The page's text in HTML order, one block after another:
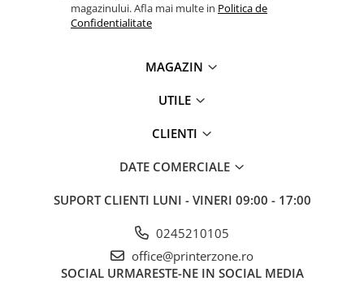
Conectori & mufe retea
Injectoare PoE
magazinului. Afla mai multe in Politica de
Confidentialitate
MAGAZIN
UTILE
CLIENTI
DATE COMERCIALE
SUPORT CLIENTI LUNI - VINERI 09:00 - 17:00
0245210105
office@printerzone.ro
SOCIAL URMARESTE-NE IN SOCIAL MEDIA